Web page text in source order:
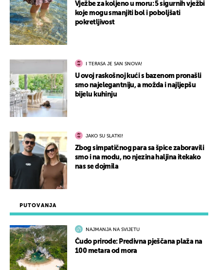
PUTOVANJA
NAJMANJA NA SVIJETU
Čudo prirode: Predivna pješčana plaža na
100 metara od mora
Vježbe za koljeno u moru: 5 sigurnih vježbi
koje mogu smanjiti bol i poboljšati
pokretljivost
I TERASA JE SAN SNOVA!
U ovoj raskošnoj kući s bazenom pronašli
smo najelegantniju, a možda i najljepšu
bijelu kuhinju
JAKO SU SLATKI!
Zbog simpatičnog para sa špice zaboravili
smo i na modu, no njezina haljina itekako
nas se dojmila